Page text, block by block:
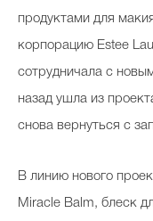
продуктами для
корпорацию Estee
сотрудничала с
назад ушла из
снова вернуться с
В линию нового
Miracle Balm, блеск